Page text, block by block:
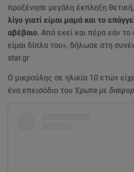
προξένησε μεγάλη έκπληξη
λίγο γιατί είμαι μαμά και το
αβέβαιο. Από εκεί και πέρα εάν το
είμαι δίπλα του», δήλωσε στη
star.gr
Ο μικρούλης σε ηλικία 10 ετών
ένα επεισόδιο του Έρωτα με